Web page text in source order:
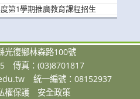
第1學期推廣教育課程招生
光復鄉林森路100號
傳真：(03)8701817
統一編號：08152937
權保護 安全政策